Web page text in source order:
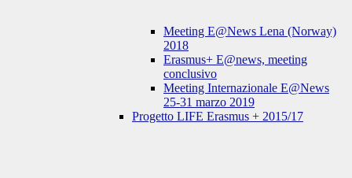
Meeting E@News Lena (Norway)
2018
Erasmus+ E@news, meeting
conclusivo
Meeting Internazionale E@News
25-31 marzo 2019
Progetto LIFE Erasmus + 2015/17